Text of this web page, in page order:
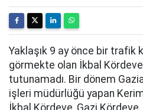
Yaklaşık 9 ay önce bir trafik
görmekte olan İkbal Kördeve
tutunamadı. Bir dönem
işleri müdürlüğü yapan
İkbal Kördeve, Gazi Kördeve,